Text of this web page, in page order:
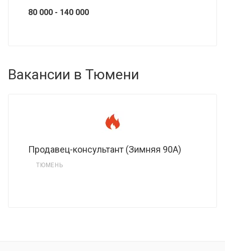
80 000 - 140 000
Вакансии в Тюмени
Продавец-консультант (Зимняя 90А)
ТЮМЕНЬ